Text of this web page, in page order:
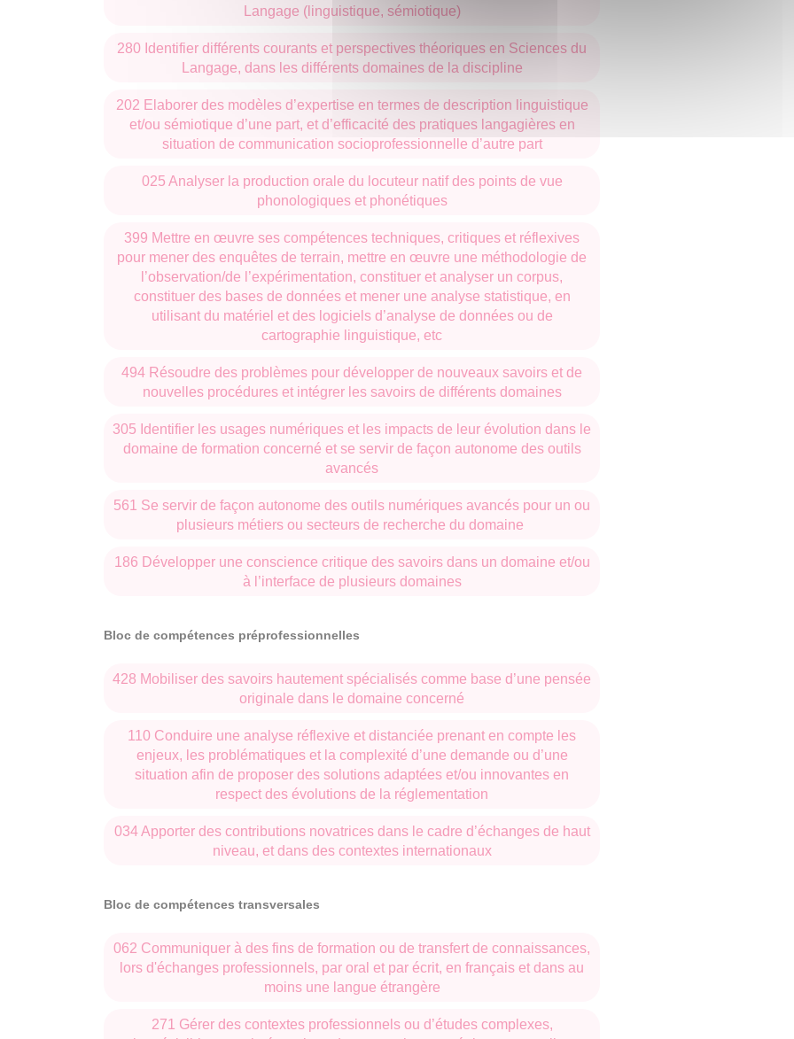
Langage (linguistique, sémiotique)
280 Identifier différents courants et perspectives théoriques en Sciences du
Langage, dans les différents domaines de la discipline
202 Elaborer des modèles d’expertise en termes de description linguistique
et/ou sémiotique d’une part, et d’efficacité des pratiques langagières en
situation de communication socioprofessionnelle d’autre part
025 Analyser la production orale du locuteur natif des points de vue
phonologiques et phonétiques
399 Mettre en œuvre ses compétences techniques, critiques et réflexives
pour mener des enquêtes de terrain, mettre en œuvre une méthodologie de
l’observation/de l’expérimentation, constituer et analyser un corpus,
constituer des bases de données et mener une analyse statistique, en
utilisant du matériel et des logiciels d’analyse de données ou de
cartographie linguistique, etc
494 Résoudre des problèmes pour développer de nouveaux savoirs et de
nouvelles procédures et intégrer les savoirs de différents domaines
305 Identifier les usages numériques et les impacts de leur évolution dans le
domaine de formation concerné et se servir de façon autonome des outils
avancés
561 Se servir de façon autonome des outils numériques avancés pour un ou
plusieurs métiers ou secteurs de recherche du domaine
186 Développer une conscience critique des savoirs dans un domaine et/ou
à l’interface de plusieurs domaines
Bloc de compétences préprofessionnelles
428 Mobiliser des savoirs hautement spécialisés comme base d’une pensée
originale dans le domaine concerné
110 Conduire une analyse réflexive et distanciée prenant en compte les
enjeux, les problématiques et la complexité d’une demande ou d’une
situation afin de proposer des solutions adaptées et/ou innovantes en
respect des évolutions de la réglementation
034 Apporter des contributions novatrices dans le cadre d’échanges de haut
niveau, et dans des contextes internationaux
Bloc de compétences transversales
062 Communiquer à des fins de formation ou de transfert de connaissances,
lors d'échanges professionnels, par oral et par écrit, en français et dans au
moins une langue étrangère
271 Gérer des contextes professionnels ou d’études complexes,